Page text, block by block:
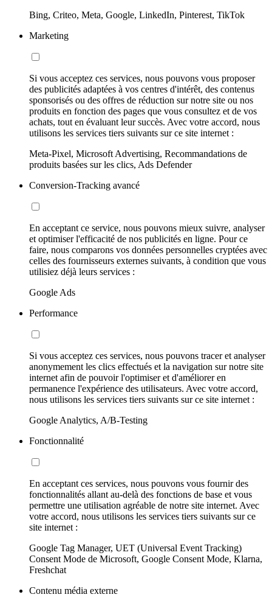
Bing, Criteo, Meta, Google, LinkedIn, Pinterest, TikTok
Marketing
Si vous acceptez ces services, nous pouvons vous proposer
des publicités adaptées à vos centres d'intérêt, des contenus
sponsorisés ou des offres de réduction sur notre site ou nos
produits en fonction des pages que vous consultez et de vos
achats, tout en évaluant leur succès. Avec votre accord, nous
utilisons les services tiers suivants sur ce site internet :
Meta-Pixel, Microsoft Advertising, Recommandations de
produits basées sur les clics, Ads Defender
Conversion-Tracking avancé
En acceptant ce service, nous pouvons mieux suivre, analyser
et optimiser l'efficacité de nos publicités en ligne. Pour ce
faire, nous comparons vos données personnelles cryptées avec
celles des fournisseurs externes suivants, à condition que vous
utilisiez déjà leurs services :
Google Ads
Performance
Si vous acceptez ces services, nous pouvons tracer et analyser
anonymement les clics effectués et la navigation sur notre site
internet afin de pouvoir l'optimiser et d'améliorer en
permanence l'expérience des utilisateurs. Avec votre accord,
nous utilisons les services tiers suivants sur ce site internet :
Google Analytics, A/B-Testing
Fonctionnalité
En acceptant ces services, nous pouvons vous fournir des
fonctionnalités allant au-delà des fonctions de base et vous
permettre une utilisation agréable de notre site internet. Avec
votre accord, nous utilisons les services tiers suivants sur ce
site internet :
Google Tag Manager, UET (Universal Event Tracking)
Consent Mode de Microsoft, Google Consent Mode, Klarna,
Freshchat
Contenu média externe